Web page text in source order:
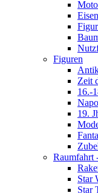
Figuren
Zeit
16.-
19.
Raumfahrt
Star
Star